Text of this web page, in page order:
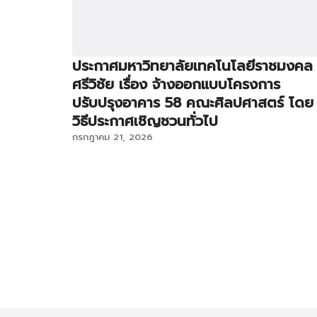
ประกาศมหาวิทยาลัยเทคโนโลยีราชมงคล
ศรีวิชัย เรื่อง จ้างออกแบบโครงการ
ปรับปรุงอาคาร 58 คณะศิลปศาสตร์ โดย
วิธีประกาศเชิญชวนทั่วไป
กรกฎาคม 21, 2026